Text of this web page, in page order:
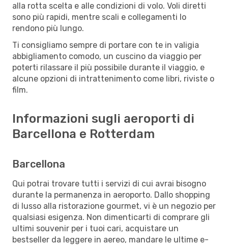
alla rotta scelta e alle condizioni di volo. Voli diretti
sono più rapidi, mentre scali e collegamenti lo
rendono più lungo.
Ti consigliamo sempre di portare con te in valigia
abbigliamento comodo, un cuscino da viaggio per
poterti rilassare il più possibile durante il viaggio, e
alcune opzioni di intrattenimento come libri, riviste o
film.
Informazioni sugli aeroporti di
Barcellona e Rotterdam
Barcellona
Qui potrai trovare tutti i servizi di cui avrai bisogno
durante la permanenza in aeroporto. Dallo shopping
di lusso alla ristorazione gourmet, vi è un negozio per
qualsiasi esigenza. Non dimenticarti di comprare gli
ultimi souvenir per i tuoi cari, acquistare un
bestseller da leggere in aereo, mandare le ultime e-